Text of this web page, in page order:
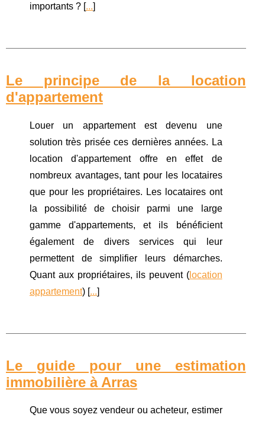
importants ? [...]
Le principe de la location
d'appartement
Louer un appartement est devenu une
solution très prisée ces dernières années. La
location d'appartement offre en effet de
nombreux avantages, tant pour les locataires
que pour les propriétaires. Les locataires ont
la possibilité de choisir parmi une large
gamme d'appartements, et ils bénéficient
également de divers services qui leur
permettent de simplifier leurs démarches.
Quant aux propriétaires, ils peuvent (location
appartement) [...]
Le guide pour une estimation
immobilière à Arras
Que vous soyez vendeur ou acheteur, estimer